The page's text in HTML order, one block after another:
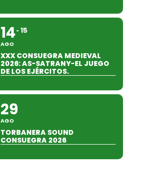
14
AGO
15
XXX CONSUEGRA MEDIEVAL
2026: AS-SATRANY-EL JUEGO
DE LOS EJÉRCITOS.
29
AGO
TORBANERA SOUND
CONSUEGRA 2026